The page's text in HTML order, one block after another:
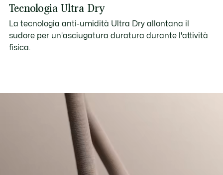
Tecnologia Ultra Dry
La tecnologia anti-umidità Ultra Dry allontana il
sudore per un'asciugatura duratura durante l'attività
fisica.